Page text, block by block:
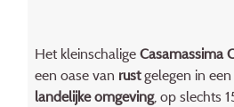
Het kleinschalige Casamassima
een oase van rustgelegen in
landelijke omgeving, op slechts